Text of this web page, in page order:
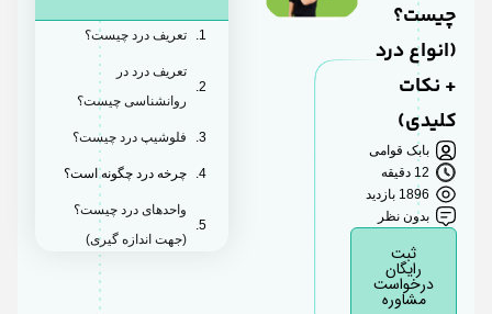
چیست؟
(انواع درد
+ نکات
کلیدی)
بابک قوامی
12 دقیقه
1896 بازدید
بدون نظر
رایگان
درخواست
مشاوره
تعریف درد چیست؟
تعریف درد در
روانشناسی چیست؟
فلوشیپ درد چیست؟
چرخه درد چگونه است؟
واحدهای درد چیست؟
(جهت اندازه گیری)